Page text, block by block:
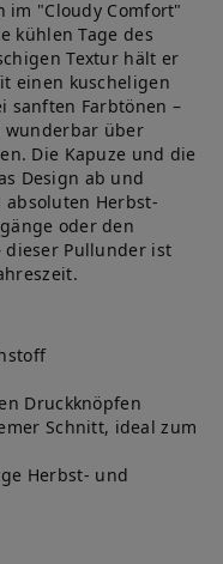
im "Cloudy Comfort"
kühlen Tage des
Textur hält er
einen kuscheligen
sanften Farbtönen –
wunderbar über
Die Kapuze und die
Design ab und
Herbst-
oder den
dieser Pullunder ist
Druckknöpfen
Schnitt, ideal zum
Herbst- und